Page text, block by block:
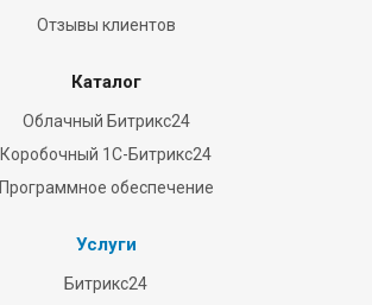
Отзывы клиентов
Каталог
Облачный Битрикс24
Коробочный 1С-Битрикс24
Программное обеспечение
Услуги
Битрикс24